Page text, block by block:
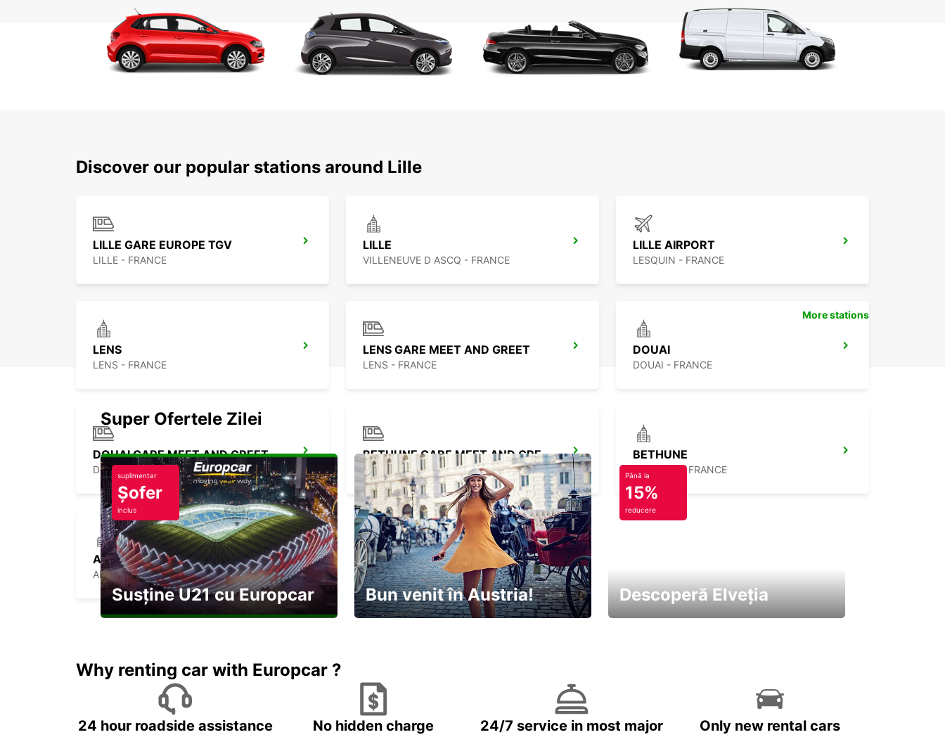
Discover our popular stations around Lille
LILLE GARE EUROPE TGV
LILLE - FRANCE
LILLE
VILLENEUVE D ASCQ - FRANCE
LILLE AIRPORT
LESQUIN - FRANCE
LENS
LENS - FRANCE
LENS GARE MEET AND GREET
LENS - FRANCE
DOUAI
DOUAI - FRANCE
DOUAI GARE MEET AND GREET
DOUAI - FRANCE
BETHUNE GARE MEET AND GREET
BETHUNE - FRANCE
BETHUNE
BETHUNE - FRANCE
ARRAS
ARRAS - FRANCE
More stations
Super Ofertele Zilei
suplimentar
Șofer
inclus
Susține U21 cu Europcar Bun venit în Austria!
Până la
15%
reducere
Descoperă Elveția
Why renting car with Europcar ?
24 hour roadside assistance No hidden charge
24/7 service in most major
Only new rental cars